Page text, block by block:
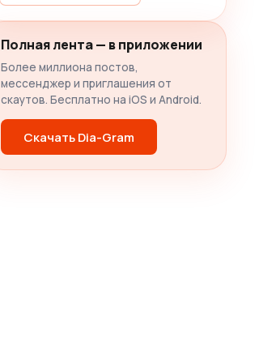
Полная лента — в приложении
Более миллиона постов,
мессенджер и приглашения от
скаутов. Бесплатно на iOS и Android.
Скачать Dia-Gram